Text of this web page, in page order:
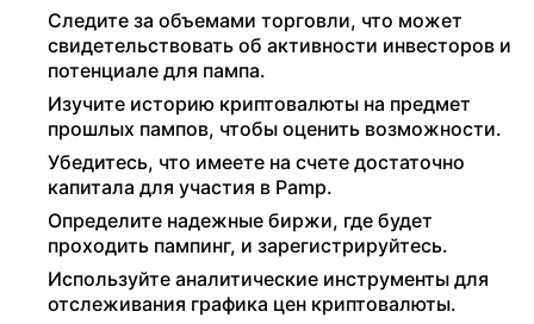
Следите за объемами торговли, что может
свидетельствовать об активности инвесторов и
потенциале для пампа.
Изучите историю криптовалюты на предмет
прошлых пампов, чтобы оценить возможности.
Убедитесь, что имеете на счете достаточно
капитала для участия в Pamp.
Определите надежные биржи, где будет
проходить пампинг, и зарегистрируйтесь.
Используйте аналитические инструменты для
отслеживания графика цен криптовалюты.